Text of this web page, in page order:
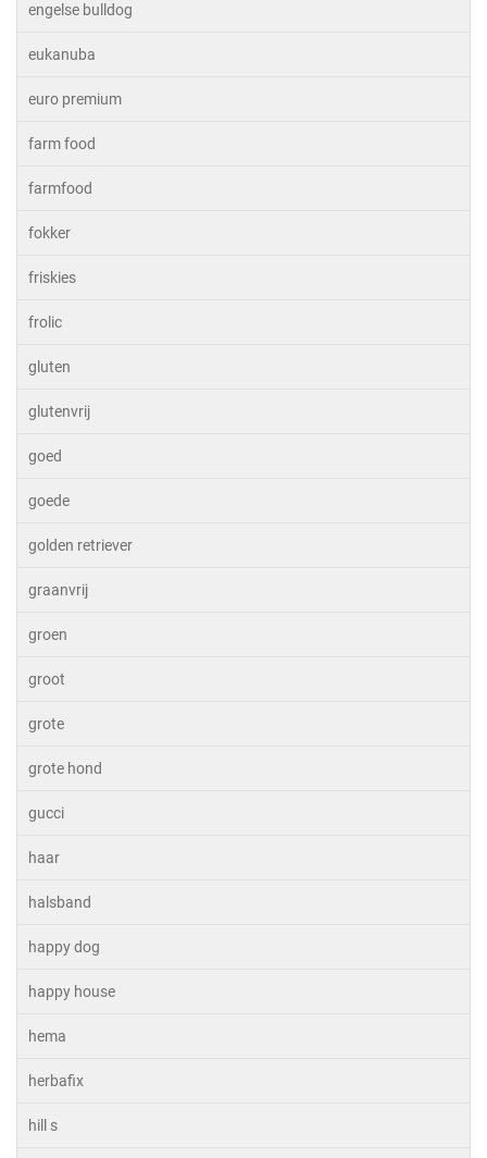
engelse bulldog
eukanuba
euro premium
farm food
farmfood
fokker
friskies
frolic
gluten
glutenvrij
goed
goede
golden retriever
graanvrij
groen
groot
grote
grote hond
gucci
haar
halsband
happy dog
happy house
hema
herbafix
hill s